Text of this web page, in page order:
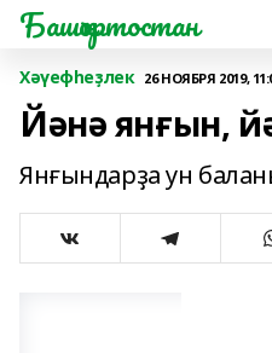
Башҡортостан
Хәүефһеҙлек 26 НОЯБРЯ 2019,
Йәнә янғын,
Янғындарҙа ун